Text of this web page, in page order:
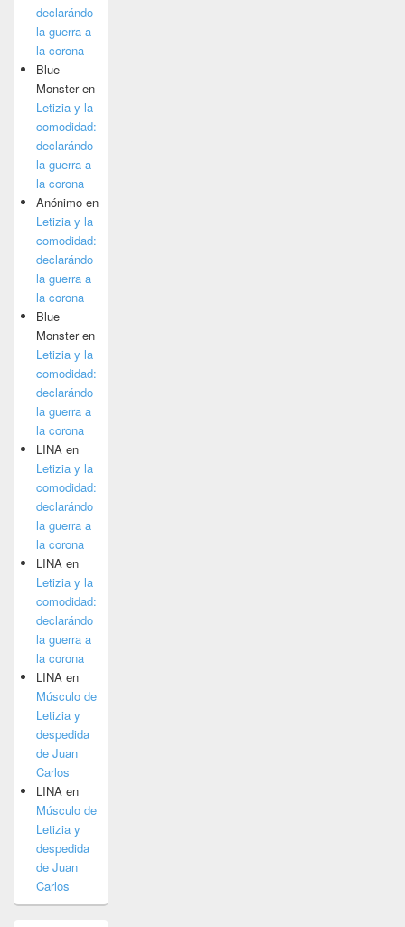
declarándo
la guerra a
la corona
Blue
Monsteren
Letizia y la
comodidad:
declarándo
la guerra a
la corona
Anónimo en
Letizia y la
comodidad:
declarándo
la guerra a
la corona
Blue
Monsteren
Letizia y la
comodidad:
declarándo
la guerra a
la corona
LINA en
Letizia y la
comodidad:
declarándo
la guerra a
la corona
LINA en
Letizia y la
comodidad:
declarándo
la guerra a
la corona
LINA en
Músculo de
Letizia y
despedida
de Juan
Carlos
LINA en
Músculo de
Letizia y
despedida
de Juan
Carlos